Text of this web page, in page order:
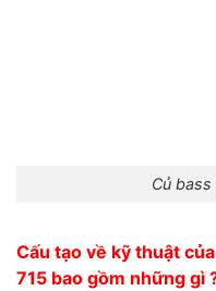
Củ
Cấu tạo về kỹ thuật
715 bao gồm những gì